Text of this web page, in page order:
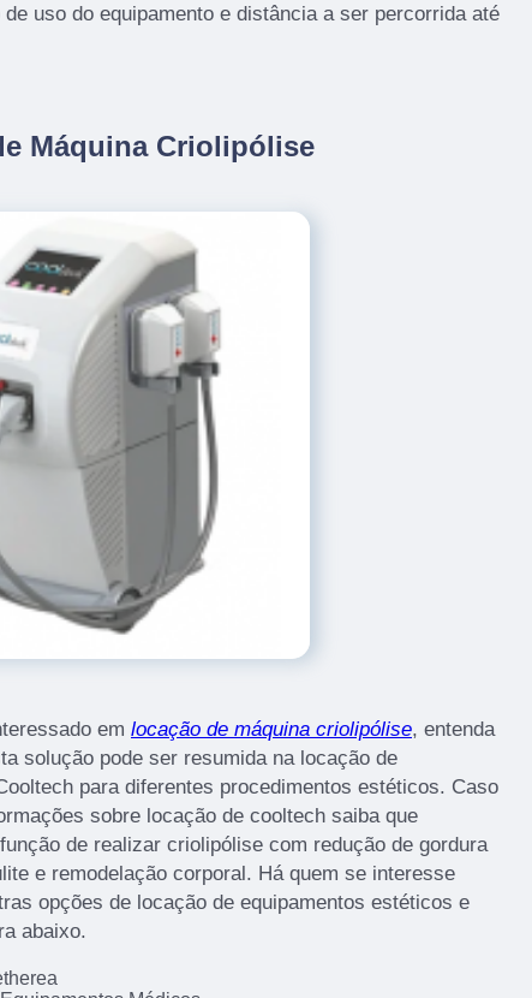
uso do equipamento e distância a ser percorrida até
Máquina Criolipólise
em locação de máquina criolipólise, entenda
solução pode ser resumida na locação de
para diferentes procedimentos estéticos. Caso
sobre locação de cooltech saiba que
de realizar criolipólise com redução de gordura
e remodelação corporal. Há quem se interesse
opções de locação de equipamentos estéticos e
abaixo.